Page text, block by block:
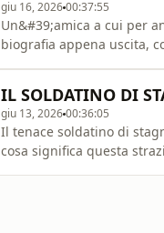
giu 16, 202600:37:55
Un&#39;amica a cui per
biografia appena uscita,
Edizioni)
IL SOLDATINO DI
giu 13, 202600:36:05
Il tenace soldatino di
cosa significa questa